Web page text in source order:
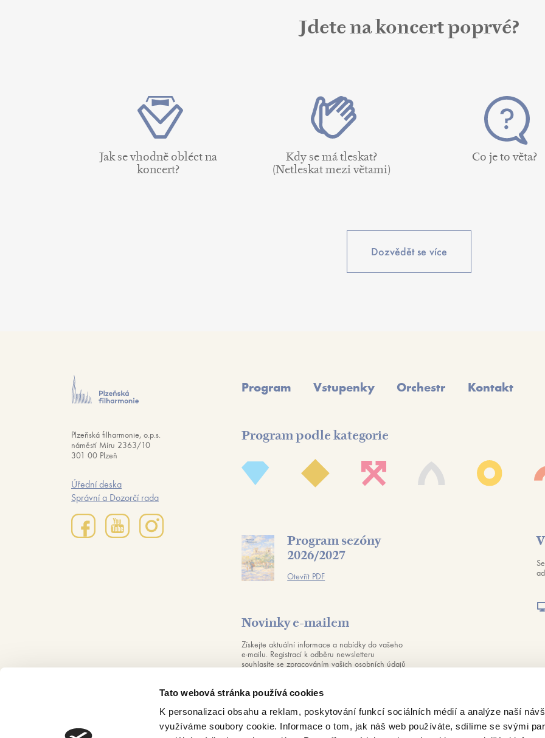
Tato webová stránka používá cookies
K personalizaci obsahu a reklam, poskytování funkcí sociálních médií a analýze naší
využíváme soubory cookie. Informace o tom, jak náš web používáte, sdílíme se svými
Jdete na koncert poprvé?
Jak se vhodně obléct na
koncert?
Kdy se má tleskat?
(Netleskat mezi větami)
Co je to věta?
Dozvědět se více
Plzeňská filharmonie, o.p.s.
náměstí Míru 2363/10
301 00 Plzeň
Úřední deska
Správní a Dozorčí rada
Program Vstupenky Orchestr Kontakt
Program podle kategorie
Program sezóny
2026/2027
Otevřít PDF
Novinky e-mailem
Získejte aktuální informace a nabídky do vašeho
e-mailu. Registrací k odběru newsletteru
souhlasíte se zpracováním vašich osobních údajů
Odebírat